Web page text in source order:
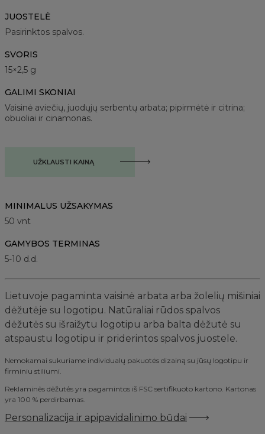
JUOSTELĖ
Pasirinktos spalvos.
SVORIS
15×2,5 g
GALIMI SKONIAI
Vaisinė aviečių, juodųjų serbentų arbata; pipirmėtė ir citrina;
obuoliai ir cinamonas.
UŽKLAUSTI KAINĄ
MINIMALUS UŽSAKYMAS
50 vnt
GAMYBOS TERMINAS
5-10 d.d.
Lietuvoje pagaminta vaisinė arbata arba žolelių mišiniai
dėžutėje su logotipu. Natūraliai rūdos spalvos
dėžutės su išraižytu logotipu arba balta dėžutė su
atspaustu logotipu ir priderintos spalvos juostele.
Nemokamai sukuriame individualų pakuotės dizainą su jūsų logotipu ir
firminiu stiliumi.
Reklaminės dėžutės yra pagamintos iš FSC sertifikuoto kartono. Kartonas
yra 100 % perdirbamas.
Personalizacija ir apipavidalinimo būdai